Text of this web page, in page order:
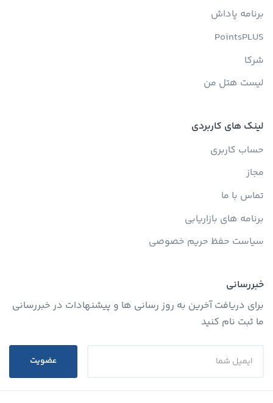
برنامه پاداش
PointsPLUS
شرکا
لیست هتل من
لینک های کاربردی
حساب کاربری
مجاز
تماس با ما
برنامه های بازاریابی
سیاست حفظ حریم خصوصی
خبررسانی
برای دریافت آخرین به روز رسانی ها و پیشنهادات در خبررسانی
ما ثبت نام کنید
عضویت